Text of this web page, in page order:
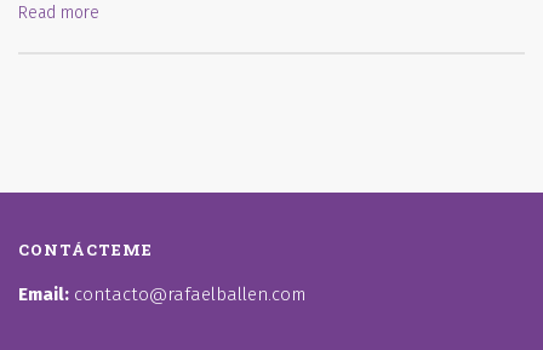
Read more
CONTÁCTEME
Email: contacto@rafaelballen.com